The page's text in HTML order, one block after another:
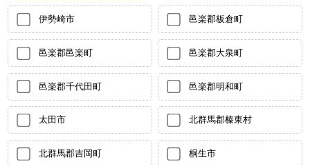
伊勢崎市 邑楽郡板倉町
邑楽郡邑楽町 邑楽郡大泉町
邑楽郡千代田町 邑楽郡明和町
太田市 北群馬郡榛東村
北群馬郡吉岡町 桐生市